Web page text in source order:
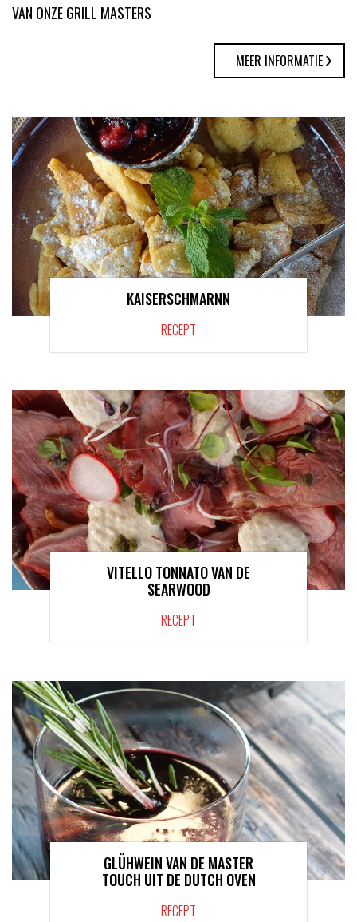
VAN ONZE GRILL MASTERS
MEER INFORMATIE
KAISERSCHMARNN
RECEPT
VITELLO TONNATO VAN DE
SEARWOOD
RECEPT
GLÜHWEIN VAN DE MASTER
TOUCH UIT DE DUTCH OVEN
RECEPT